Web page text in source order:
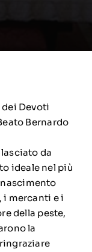
dei Devoti
Bernardo
da
ideale nel più
mercanti e i
della peste,
la